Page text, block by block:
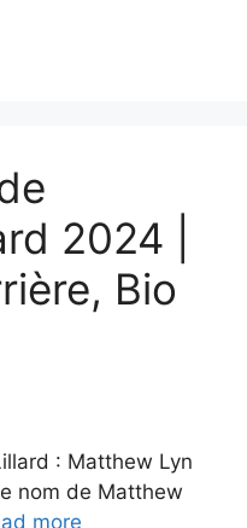
2024 |
Bio
: Matthew Lyn
nom de Matthew
more